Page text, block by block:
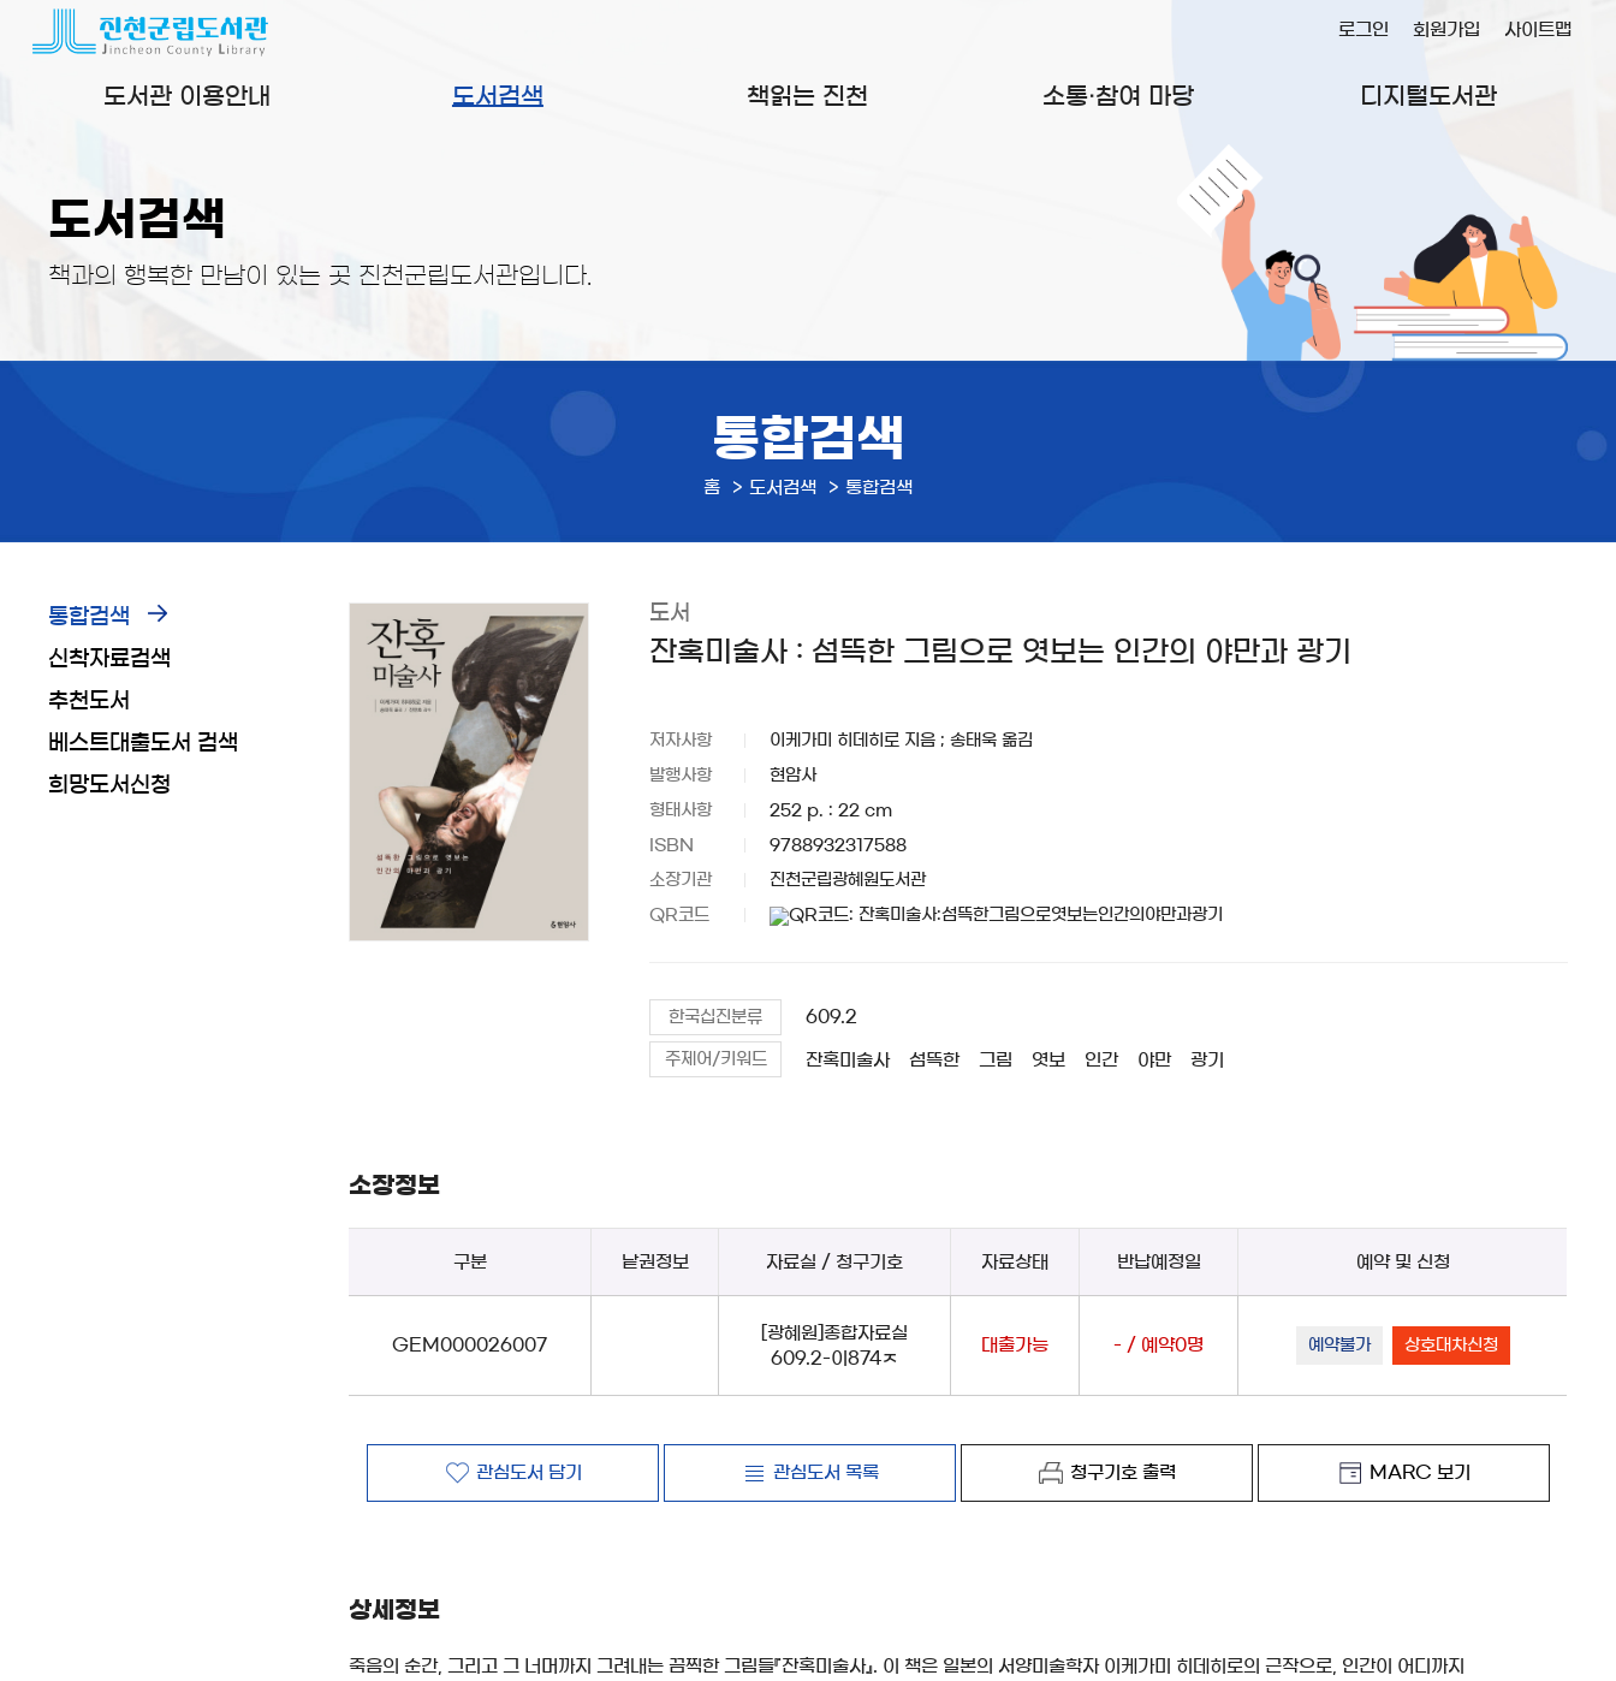
도서관 이용안내 도서검색 책읽는 진천 소통·참여 마당 디지털도서관
로그인 회원가입 사이트맵
도서검색
책과의 행복한 만남이 있는 곳 진천군립도서관입니다.
통합검색
홈 도서검색 통합검색
통합검색
신착자료검색
추천도서
베스트대출도서 검색
희망도서신청
도서
잔혹미술사 : 섬뜩한 그림으로 엿보는 인간의 야만과 광기
저자사항 이케가미 히데히로 지음 ; 송태욱 옮김
발행사항 현암사
형태사항 252 p. : 22 cm
ISBN 9788932317588
소장기관 진천군립광혜원도서관
QR코드
한국십진분류 609.2
주제어/키워드 잔혹미술사 섬뜩한 그림 엿보 인간 야만 광기
소장정보
구분 낱권정보 자료실 / 청구기호 자료상태 반납예정일 예약 및 신청
GEM000026007
[광혜원]종합자료실
609.2-이874ㅈ
대출가능 - / 예약0명 예약불가 상호대차신청
관심도서 담기 관심도서 목록 청구기호 출력 MARC 보기
상세정보
죽음의 순간, 그리고 그 너머까지 그려내는 끔찍한 그림들『잔혹미술사』. 이 책은 일본의 서양미술학자 이케가미 히데히로의 근작으로, 인간이 어디까지